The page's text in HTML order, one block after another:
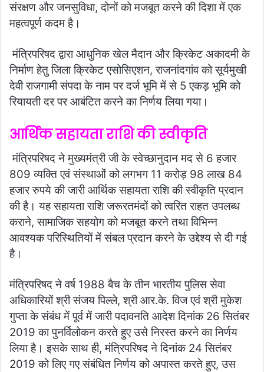
संरक्षण और जनसुविधा, दोनों को मजबूत करने की दिशा में एक
महत्वपूर्ण कदम है।
मंत्रिपरिषद द्वारा आधुनिक खेल मैदान और क्रिकेट अकादमी के
निर्माण हेतु जिला क्रिकेट एसोसिएशन, राजनांदगांव को सूर्यमुखी
देवी राजगामी संपदा के नाम पर दर्ज भूमि में से 5 एकड़ भूमि को
रियायती दर पर आबंटित करने का निर्णय लिया गया।
आर्थिक सहायता राशि की स्वीकृति
मंत्रिपरिषद ने मुख्यमंत्री जी के स्वेच्छानुदान मद से 6 हजार
809 व्यक्ति एवं संस्थाओं को लगभग 11 करोड़ 98 लाख 84
हजार रुपये की जारी आर्थिक सहायता राशि की स्वीकृति प्रदान
की है। यह सहायता राशि जरूरतमंदों को त्वरित राहत उपलब्ध
कराने, सामाजिक सहयोग को मजबूत करने तथा विभिन्न
आवश्यक परिस्थितियों में संबल प्रदान करने के उद्देश्य से दी गई
है।
मंत्रिपरिषद ने वर्ष 1988 बैच के तीन भारतीय पुलिस सेवा
अधिकारियों श्री संजय पिल्ले, श्री आर.के. विज एवं श्री मुकेश
गुप्ता के संबंध में पूर्व में जारी पदावनति आदेश दिनांक 26 सितंबर
2019 का पुनर्विलोकन करते हुए उसे निरस्त करने का निर्णय
लिया है। इसके साथ ही, मंत्रिपरिषद ने दिनांक 24 सितंबर
2019 को लिए गए संबंधित निर्णय को अपास्त करते हुए, उस